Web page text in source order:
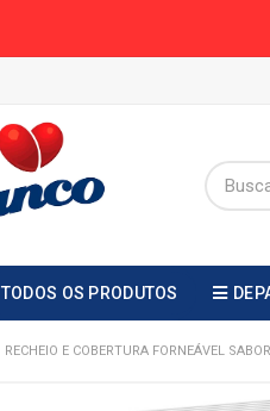
TODOS OS PRODUTOS
RECHEIO E COBERTURA FORNEÁVEL